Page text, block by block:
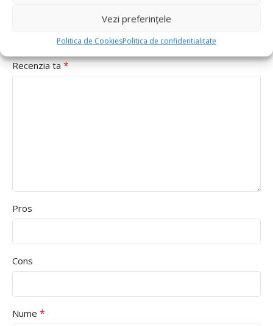
Vezi preferințele
Politica de CookiesPolitica de confidentialitate
Delivery speed
Recenzia ta*
Pros
Cons
Nume *